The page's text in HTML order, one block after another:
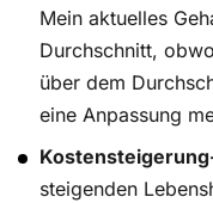
Mein aktuelles
Durchschnitt,
über dem
eine Anpassung
steigenden